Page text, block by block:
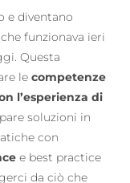
e diventano
funzionava ieri
Questa
lecompetenze
l’esperienza di
soluzioni in
con
e best practice
da ciò che